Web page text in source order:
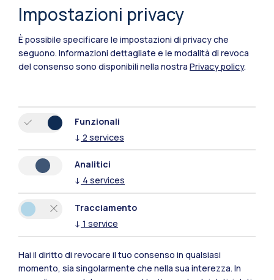
soccorso Insieme Salute ETS. Nasce con
l’obiettivo di offrire un sostegno concreto al
personale dell’Ateneo, rispondendo in modo
efficace e personalizzato ai bisogni sanitari e
Fondato su un modello di welfare di rete, il
programma è pensato per
nostre persone nelle le diverse sfide
possono presentarsi nel corso della vita: un
problema di salute, il carico della genitorialità o
della cura di familiari fragili, un periodo di
stress o la difficoltà di conciliare lavoro e
impegni personali.
Impostazioni privacy
È possibile specificare le impostazioni di privacy che
seguono. Informazioni dettagliate e le modalità di revoca
del consenso sono disponibili nella nostra Privacy policy.
Funzionali
↓ 2 services
Analitici
↓ 4 services
Tracciamento
↓ 1 service
Hai il diritto di revocare il tuo consenso in qualsiasi
momento, sia singolarmente che nella sua interezza. In